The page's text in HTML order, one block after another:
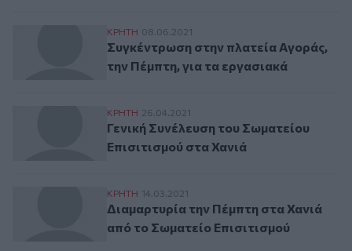
Συγκέντρωση στην πλατεία Αγοράς, την
ΚΡΗΤΗ 08.06.2021
Συγκέντρωση στην πλατεία Αγοράς,
την Πέμπτη, για τα εργασιακά
Γενική Συνέλευση του Σωματείου
ΚΡΗΤΗ 26.04.2021
Γενική Συνέλευση του Σωματείου
Επισιτισμού στα Χανιά
Διαμαρτυρία την Πέμπτη στα Χανιά από
ΚΡΗΤΗ 14.03.2021
Διαμαρτυρία την Πέμπτη στα Χανιά
από το Σωματείο Επισιτισμού